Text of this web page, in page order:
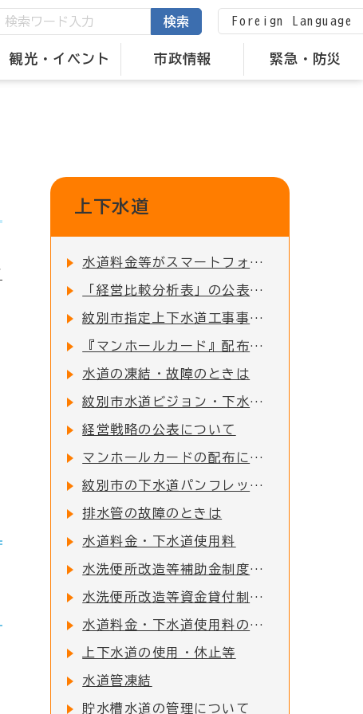
観光・イベント 市政情報 緊急・防災
検索 Foreign Language
上下水道
水道料金等がスマートフォンで納付できます
「経営比較分析表」の公表について
紋別市指定上下水道工事事業者一覧
『マンホールカード』配布場所の変更について
水道の凍結・故障のときは
紋別市水道ビジョン・下水道ビジョンの改定について
経営戦略の公表について
マンホールカードの配布について
紋別市の下水道パンフレット掲載について
排水管の故障のときは
水道料金・下水道使用料
水洗便所改造等補助金制度について
水洗便所改造等資金貸付制度をご利用下さい
水道料金・下水道使用料の計算方法
上下水道の使用・休止等
水道管凍結
貯水槽水道の管理について